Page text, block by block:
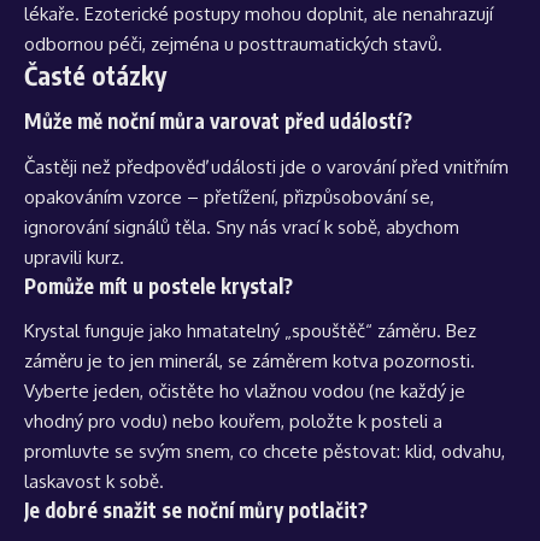
lékaře. Ezoterické postupy mohou doplnit, ale nenahrazují
odbornou péči, zejména u posttraumatických stavů.
Časté otázky
Může mě noční můra varovat před událostí?
Častěji než předpověď události jde o varování před vnitřním
opakováním vzorce – přetížení, přizpůsobování se,
ignorování signálů těla. Sny nás vrací k sobě, abychom
upravili kurz.
Pomůže mít u postele krystal?
Krystal funguje jako hmatatelný „spouštěč“ záměru. Bez
záměru je to jen minerál, se záměrem kotva pozornosti.
Vyberte jeden, očistěte ho vlažnou vodou (ne každý je
vhodný pro vodu) nebo kouřem, položte k posteli a
promluvte se svým snem, co chcete pěstovat: klid, odvahu,
laskavost k sobě.
Je dobré snažit se noční můry potlačit?